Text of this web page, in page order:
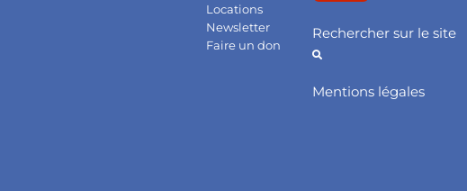
Locations
Newsletter
Faire un don
Rechercher sur le site
Mentions légales